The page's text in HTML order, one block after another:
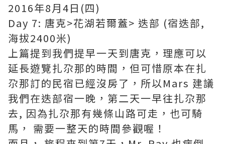
2016年8月4日(四)
Day 7: 唐克>花湖若爾蓋> 迭部 (宿迭部,
海拔2400米)
上篇提到我們提早一天到唐克，理應可以
延長遊覽扎尕那的時間，但可惜原本在扎
尕那訂的民宿已經沒房了，所以Mars 建議
我們在迭部宿一晚，第二天一早往扎尕那
去, 因為扎尕那有幾條山路可走，也可騎
馬， 需要一整天的時間參觀喔！